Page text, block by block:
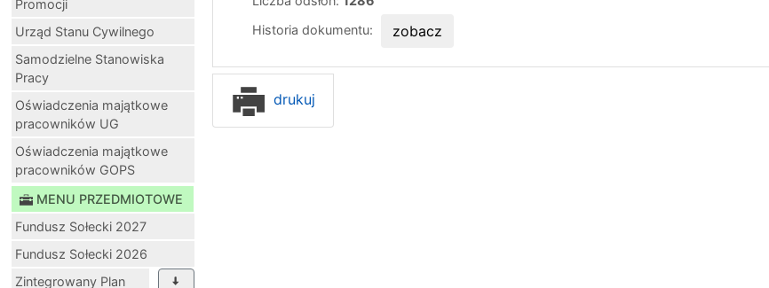
Promocji
Urząd Stanu Cywilnego
Samodzielne Stanowiska
Pracy
Oświadczenia majątkowe
pracowników UG
Oświadczenia majątkowe
pracowników GOPS
MENU PRZEDMIOTOWE
Fundusz Sołecki 2027
Fundusz Sołecki 2026
Zintegrowany Plan
Historia dokumentu:
zobacz
drukuj